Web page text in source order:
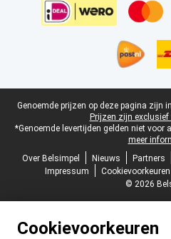
Juridische voettekst
Genoemde prijzen op deze pagina zijn
Prijzen zijn
*Genoemde levertijden gelden niet voor
meer
Over Belsimpel
Nieuws Partners
Impressum
Cookievoorkeuren
© 2026
Cookievoorkeuren